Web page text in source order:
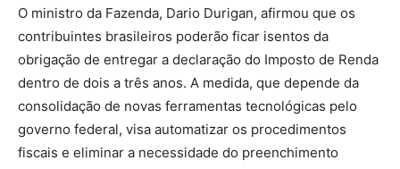
O ministro da Fazenda, Dario Durigan, afirmou que os
contribuintes brasileiros poderão ficar isentos da
obrigação de entregar a declaração do Imposto de Renda
dentro de dois a três anos. A medida, que depende da
consolidação de novas ferramentas tecnológicas pelo
governo federal, visa automatizar os procedimentos
fiscais e eliminar a necessidade do preenchimento